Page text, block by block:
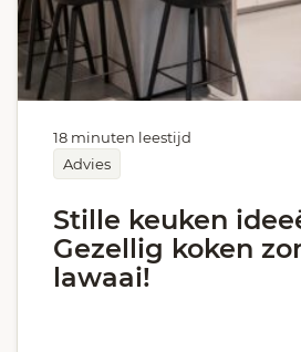
Advies
18 minuten leestijd
Stille keuken
Gezellig koken
lawaai!